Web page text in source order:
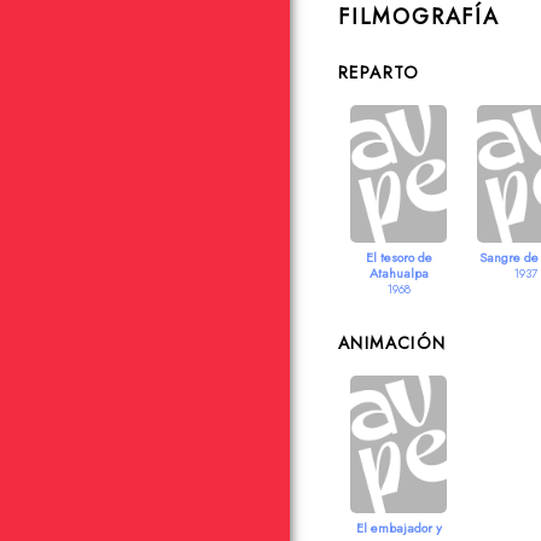
FILMOGRAFÍA
REPARTO
El tesoro de
Atahualpa
1968
Sangre
1937
ANIMACIÓN
El embajador y